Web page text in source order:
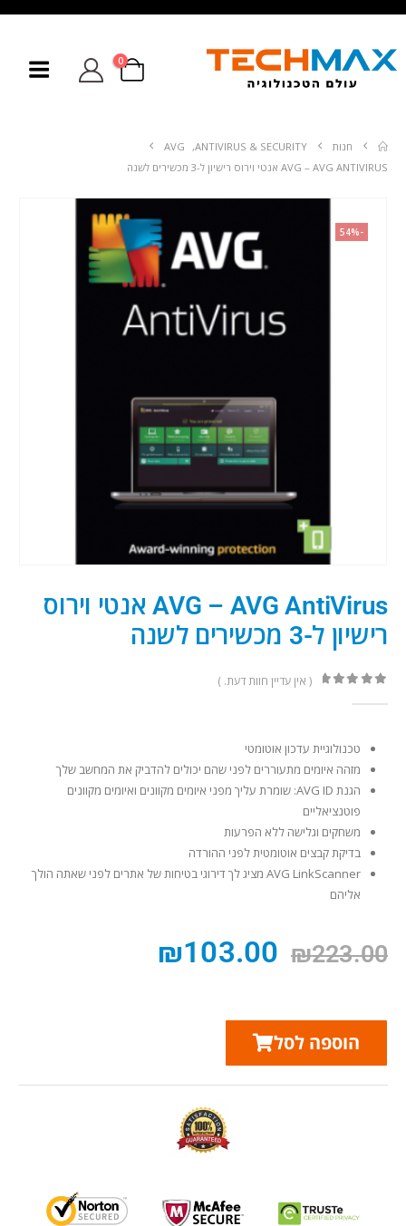
0
חנות ANTIVIRUS & SECURITY
,
AVG
AVG – AVG ANTIVIRUS אנטי וירוס רישיון ל-3 מכשירים לשנה
-54%
AVG – AVG AntiVirus אנטי וירוס
רישיון ל-3 מכשירים לשנה
( אין עדיין חוות דעת. )
טכנולוגיית עדכון אוטומטי
מזהה איומים מתעוררים לפני שהם יכולים להדביק את המחשב שלך
הגנת AVG ID: שומרת עליך מפני איומים מקוונים ואיומים מקוונים
פוטנציאליים
משחקים וגלישה ללא הפרעות
בדיקת קבצים אוטומטית לפני ההורדה
AVG LinkScanner מציג לך דירוגי בטיחות של אתרים לפני שאתה הולך
אליהם
₪223.00
₪103.00
הוספה לסל